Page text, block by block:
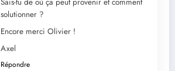
solutionner ?
Encore merci Olivier !
Axel
Répondre